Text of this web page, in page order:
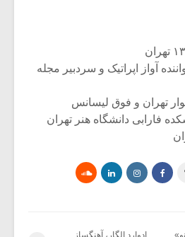
آواز اپراتیک و سردبیر مجله
تهران و فوق لیسانس
فارابی دانشگاه هنر تهران
ادوارد الگار، آهنگساز